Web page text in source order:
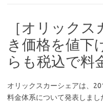
［オリック
き価格を値下
らも税込で料
オリックスカーシェアは、
料金体系について発表しまし